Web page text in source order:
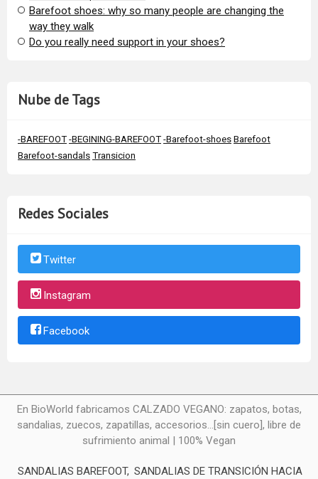
Barefoot shoes: why so many people are changing the
way they walk
​Do you really need support in your shoes?
Nube de Tags
-BAREFOOT -BEGINING-BAREFOOT -Barefoot-shoes Barefoot
Barefoot-sandals Transicion
Redes Sociales
Twitter
Instagram
Facebook
En BioWorld fabricamos CALZADO VEGANO: zapatos, botas,
sandalias, zuecos, zapatillas, accesorios...[sin cuero], libre de
sufrimiento animal | 100% Vegan
SANDALIAS BAREFOOT SANDALIAS DE TRANSICIÓN HACIA